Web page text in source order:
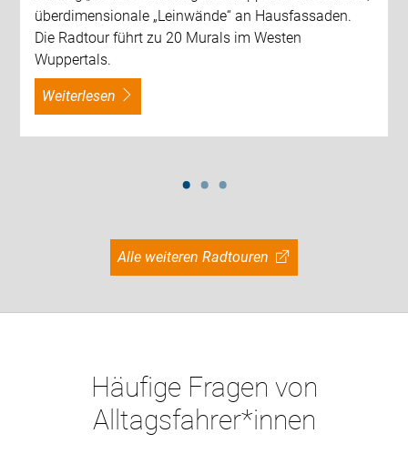
überdimensionale „Leinwände“ an Hausfassaden.
Die Radtour führt zu 20 Murals im Westen
Wuppertals.
weiterlesen
Alle weiteren Radtouren
Häufige Fragen von
Alltagsfahrer*innen